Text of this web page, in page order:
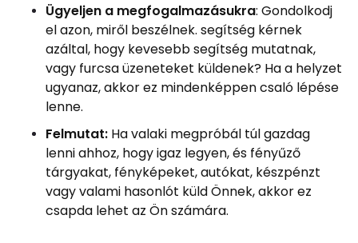
Ügyeljen a megfogalmazásukra: Gondolkodj
el azon, miről beszélnek. segítség kérnek
azáltal, hogy kevesebb segítség mutatnak,
vagy furcsa üzeneteket küldenek? Ha a helyzet
ugyanaz, akkor ez mindenképpen csaló lépése
lenne.
Felmutat: Ha valaki megpróbál túl gazdag
lenni ahhoz, hogy igaz legyen, és fényűző
tárgyakat, fényképeket, autókat, készpénzt
vagy valami hasonlót küld Önnek, akkor ez
csapda lehet az Ön számára.